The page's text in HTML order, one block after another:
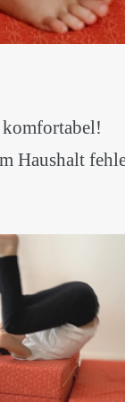
Haushalt